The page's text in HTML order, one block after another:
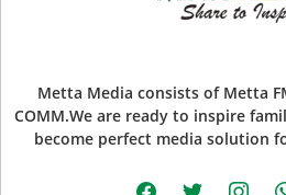
Metta Media consists of Metta
COMM.We are ready to inspire
become perfect media solution
facebooktwitter